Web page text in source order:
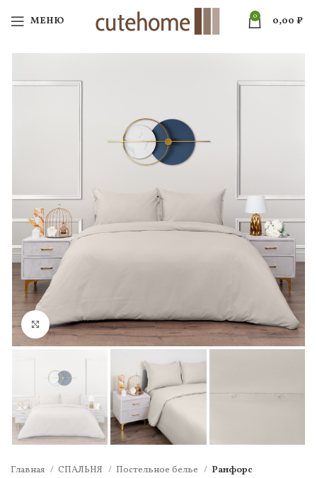
МЕНЮ 0 0,00 ₽
Нажмите, чтобы увеличить
Главная СПАЛЬНЯ Постельное белье Ранфорс